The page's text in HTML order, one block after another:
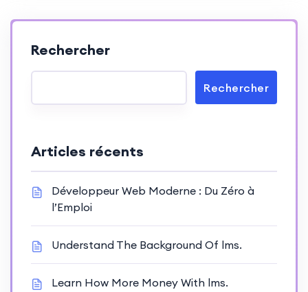
Rechercher
Rechercher
Articles récents
Développeur Web Moderne : Du Zéro à
l’Emploi
Understand The Background Of lms.
Learn How More Money With lms.